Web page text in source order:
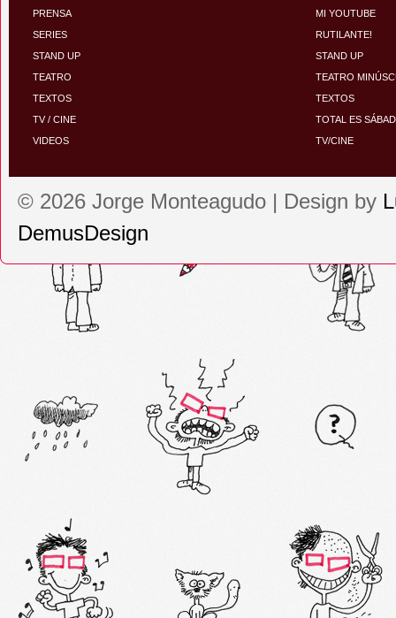
PRENSA
SERIES
STAND UP
TEATRO
TEXTOS
TV / CINE
VIDEOS
MI YOUTUBE
RUTILANTE!
STAND UP
TEATRO
TEXTOS
TOTAL ES
TV/CINE
© 2026 Jorge Monteagudo | Design by
DemusDesign